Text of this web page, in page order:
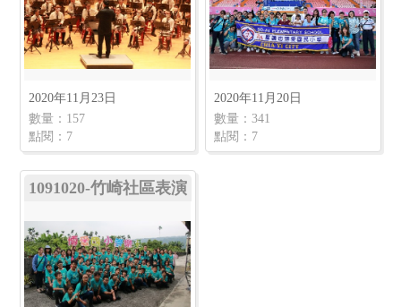
2020年11月23日
數量：157
點閱：7
2020年11月20日
數量：341
點閱：7
1091020-竹崎社區表演